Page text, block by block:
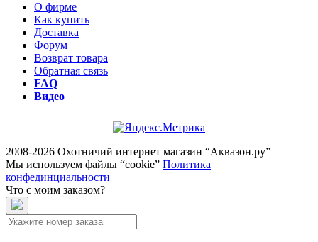
О фирме
Как купить
Доставка
Форум
Возврат товара
Обратная связь
FAQ
Видео
2008-2026 Охотничий интернет магазин “Аквазон.ру”
Мы используем файлы “cookie” Политика
конфединциальности
Что с моим заказом?